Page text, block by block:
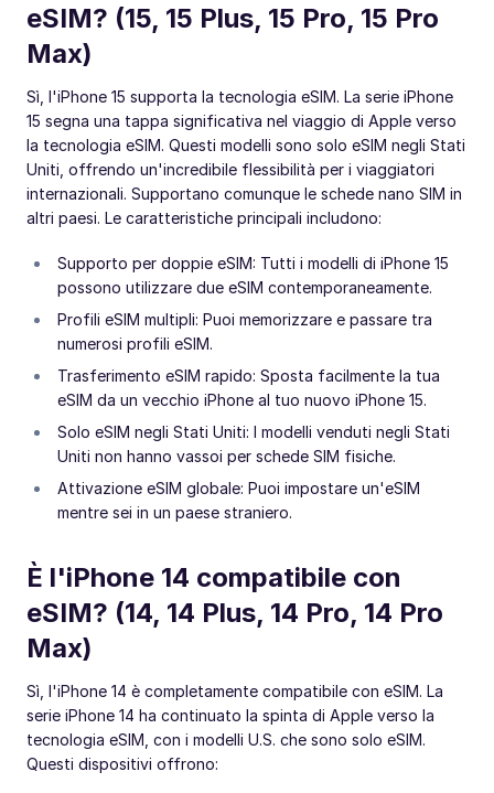
eSIM? (15, 15 Plus, 15 Pro, 15 Pro
Max)
Sì, l'iPhone 15 supporta la tecnologia eSIM. La serie iPhone
15 segna una tappa significativa nel viaggio di Apple verso
la tecnologia eSIM. Questi modelli sono solo eSIM negli Stati
Uniti, offrendo un'incredibile flessibilità per i viaggiatori
internazionali. Supportano comunque le schede nano SIM in
altri paesi. Le caratteristiche principali includono:
Supporto per doppie eSIM: Tutti i modelli di iPhone 15
possono utilizzare due eSIM contemporaneamente.
Profili eSIM multipli: Puoi memorizzare e passare tra
numerosi profili eSIM.
Trasferimento eSIM rapido: Sposta facilmente la tua
eSIM da un vecchio iPhone al tuo nuovo iPhone 15.
Solo eSIM negli Stati Uniti: I modelli venduti negli Stati
Uniti non hanno vassoi per schede SIM fisiche.
Attivazione eSIM globale: Puoi impostare un'eSIM
mentre sei in un paese straniero.
È l'iPhone 14 compatibile con
eSIM? (14, 14 Plus, 14 Pro, 14 Pro
Max)
Sì, l'iPhone 14 è completamente compatibile con eSIM. La
serie iPhone 14 ha continuato la spinta di Apple verso la
tecnologia eSIM, con i modelli U.S. che sono solo eSIM.
Questi dispositivi offrono: